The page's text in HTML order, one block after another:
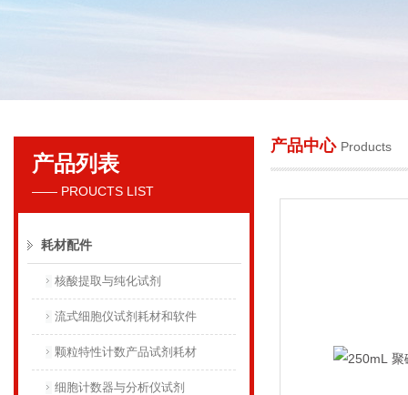
贝克曼库尔特国际贸易（上海）有限公司
产品列表
—— PROUCTS LIST
耗材配件
核酸提取与纯化试剂
流式细胞仪试剂耗材和软件
颗粒特性计数产品试剂耗材
细胞计数器与分析仪试剂
产品中心 Products